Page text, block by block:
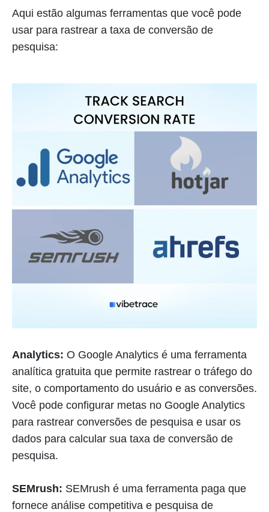
Aqui estão algumas ferramentas que você pode
usar para rastrear a taxa de conversão de
pesquisa:
Analytics: O Google Analytics é uma ferramenta
analítica gratuita que permite rastrear o tráfego do
site, o comportamento do usuário e as conversões.
Você pode configurar metas no Google Analytics
para rastrear conversões de pesquisa e usar os
dados para calcular sua taxa de conversão de
pesquisa.
SEMrush: SEMrush é uma ferramenta paga que
fornece análise competitiva e pesquisa de